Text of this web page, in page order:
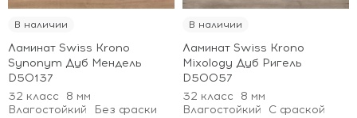
В наличии
Ламинат Swiss Krono
Synonym Дуб Мендель
D50137
32 класс
8 мм
Влагостойкий
Без фаски
В наличии
Ламинат Swiss Krono
Mixology Дуб Ригель
D50057
32 класс
8 мм
Влагостойкий
С фаской